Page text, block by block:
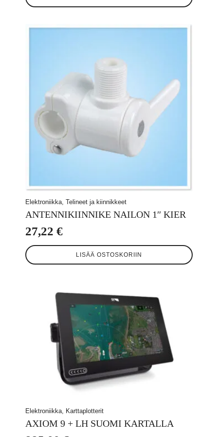
Elektroniikka, Telineet ja kiinnikkeet
ANTENNIKIINNIKE NAILON 1″ KIER
27,22 €
LISÄÄ OSTOSKORIIN
Elektroniikka, Karttaplotterit
AXIOM 9 + LH SUOMI KARTALLA